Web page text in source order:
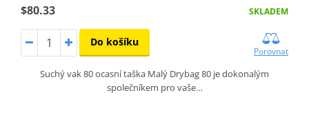
$80.33 SKLADEM
Do košíku
Porovnat
Suchý vak 80 ocasní taška Malý Drybag 80 je dokonalým
společníkem pro vaše…